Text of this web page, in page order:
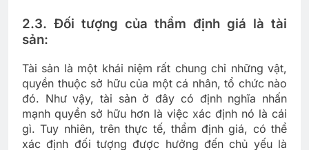
2.3. Đối tượng của thẩm định giá là tài
sản:
Tài sản là một khái niệm rất chung chỉ những vật,
quyền thuộc sở hữu của một cá nhân, tổ chức nào
đó. Như vậy, tài sản ở đây có định nghĩa nhấn
mạnh quyền sở hữu hơn là việc xác định nó là cái
gì. Tuy nhiên, trên thực tế, thẩm định giá, có thể
xác định đối tượng được hưởng đến chủ yếu là